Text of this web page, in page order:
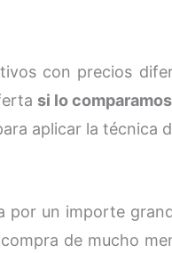
con precios
si lo
aplicar la técnica
por un importe
de mucho